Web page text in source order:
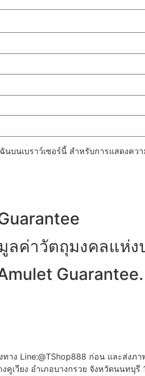
บนเบราว์เซอร์นี้ สำหรับการแสดงคว
ค่าวัตถุมงคลแห่ง
าง Line:@TShop888 ก่อน และส่งภ
วียง อำเภอบางกรวย จังหวัดนนทบุรี